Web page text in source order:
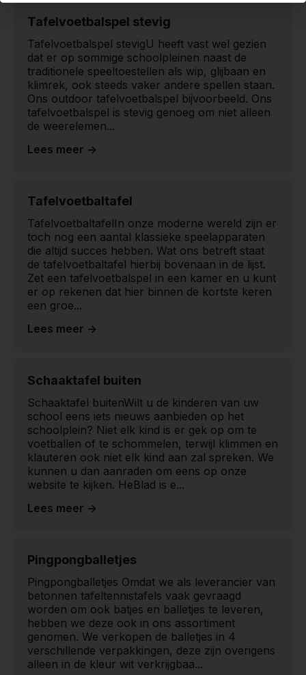
Tafelvoetbalspel stevig
Tafelvoetbalspel stevig​ U heeft vast wel gezien
dat er op sommige schoolpleinen naast de
traditionele speeltoestellen als wip, glijbaan en
klimrek, ook steeds vaker andere spellen staan.
Ons outdoor tafelvoetbalspel bijvoorbeeld. Ons
tafelvoetbalspel is stevig genoeg om niet alleen
de weerelemen...
Lees meer ->
Tafelvoetbaltafel
Tafelvoetbaltafel​ In onze moderne wereld zijn er
toch nog een aantal klassieke speelapparaten
die altijd succes hebben. Wat ons betreft staat
de tafelvoetbaltafel hierbij bovenaan in de lijst.
Zet een tafelvoetbalspel in een kamer en u kunt
er op rekenen dat hier binnen de kortste keren
een groe...
Lees meer ->
Schaaktafel buiten
Schaaktafel buiten​ Wilt u de kinderen van uw
school eens iets nieuws aanbieden op het
schoolplein? Niet elk kind is er gek op om te
voetballen of te schommelen, terwijl klimmen en
klauteren ook niet elk kind aan zal spreken. We
kunnen u dan aanraden om eens op onze
website te kijken. HeBlad is e...
Lees meer ->
Pingpongballetjes
Pingpongballetjes Omdat we als leverancier van
betonnen tafeltennistafels vaak gevraagd
worden om ook batjes en balletjes te leveren,
hebben we deze ook in ons assortiment
genomen. We verkopen de balletjes in 4
verschillende verpakkingen, deze zijn overigens
alleen in de kleur wit verkrijgbaa...